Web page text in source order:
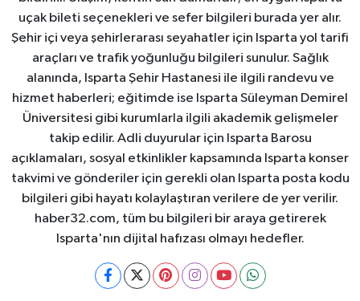
uçak bileti seçenekleri ve sefer bilgileri burada yer alır.
Şehir içi veya şehirlerarası seyahatler için Isparta yol tarifi
araçları ve trafik yoğunluğu bilgileri sunulur. Sağlık
alanında, Isparta Şehir Hastanesi ile ilgili randevu ve
hizmet haberleri; eğitimde ise Isparta Süleyman Demirel
Üniversitesi gibi kurumlarla ilgili akademik gelişmeler
takip edilir. Adli duyurular için Isparta Barosu
açıklamaları, sosyal etkinlikler kapsamında Isparta konser
takvimi ve gönderiler için gerekli olan Isparta posta kodu
bilgileri gibi hayatı kolaylaştıran verilere de yer verilir.
haber32.com, tüm bu bilgileri bir araya getirerek
Isparta'nın dijital hafızası olmayı hedefler.